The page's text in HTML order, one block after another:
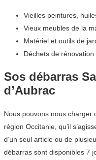
Vieilles peintures,
Vieux meubles de la
Matériel et outils de
Déchets de
Sos débarras
d’Aubrac
Nous pouvons nous charger
région Occitanie, qu’il
d’un seul article ou de
débarras sont disponibles 7